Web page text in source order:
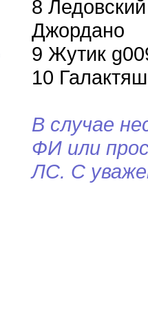
8
Джордано
9 Жутик
10
В случае
ФИ или
ЛС. С